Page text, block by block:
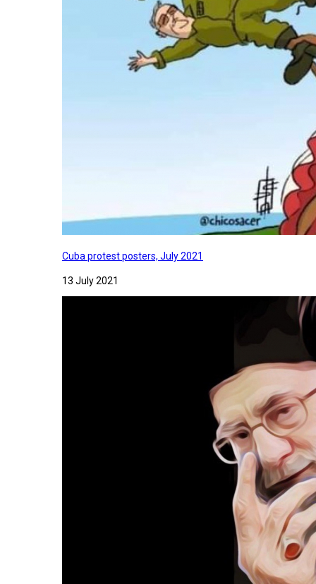
Cuba protest posters, July 2021
13 July 2021